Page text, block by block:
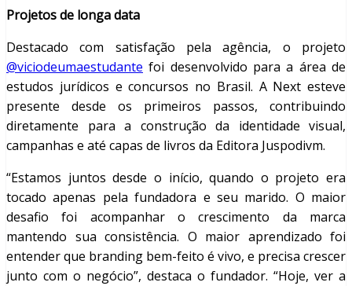
Projetos de longa data
Destacado com satisfação pela agência, o projeto
@viciodeumaestudante foi desenvolvido para a área de
estudos jurídicos e concursos no Brasil. A Next esteve
presente desde os primeiros passos, contribuindo
diretamente para a construção da identidade visual,
campanhas e até capas de livros da Editora Juspodivm.
“Estamos juntos desde o início, quando o projeto era
tocado apenas pela fundadora e seu marido. O maior
desafio foi acompanhar o crescimento da marca
mantendo sua consistência. O maior aprendizado foi
entender que branding bem-feito é vivo, e precisa crescer
junto com o negócio”, destaca o fundador. “Hoje, ver a